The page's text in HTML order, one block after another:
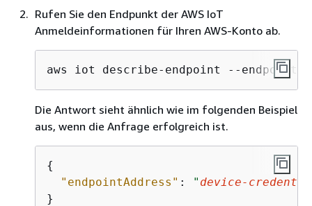
Rufen Sie den Endpunkt der AWS IoT
Anmeldeinformationen für Ihren AWS-Konto ab.
aws iot describe-endpoint --
Die Antwort sieht ähnlich wie im folgenden Beispiel
aus, wenn die Anfrage erfolgreich ist.
{
"endpointAddress" : " device-
}